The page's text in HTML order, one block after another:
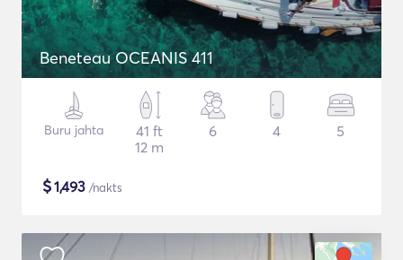
Beneteau OCEANIS 411
Buru jahta
41 ft
12 m
6 4 5
$1,493 /nakts